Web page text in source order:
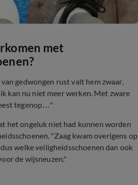
met
gedwongen rust valt hem zwaar.
kan nu niet meer werken. Met zware
tegenop…"
het ongeluk niet had kunnen worden
"Zaag kwam overigens op
welke veiligheidsschoenen dan ook
de wijsneuzen."
Liefde-Bram die relatie